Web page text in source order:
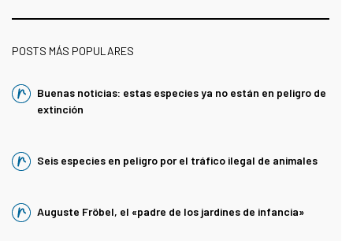
POSTS MÁS POPULARES
Buenas noticias: estas especies ya no están en peligro de
extinción
Seis especies en peligro por el tráfico ilegal de animales
Auguste Fröbel, el «padre de los jardines de infancia»